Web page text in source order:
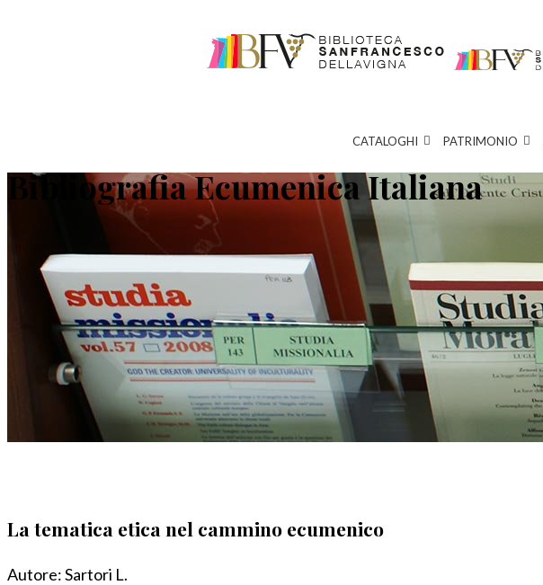
CATALOGHI PATRIMONIO
Bibliografia Ecumenica Italiana
La tematica etica nel cammino ecumenico
Autore:Sartori L.